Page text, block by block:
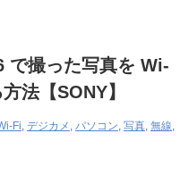
で撮った写真を Wi-
法【SONY】
Fi, デジカメ , パソコン, 写真, 無線,